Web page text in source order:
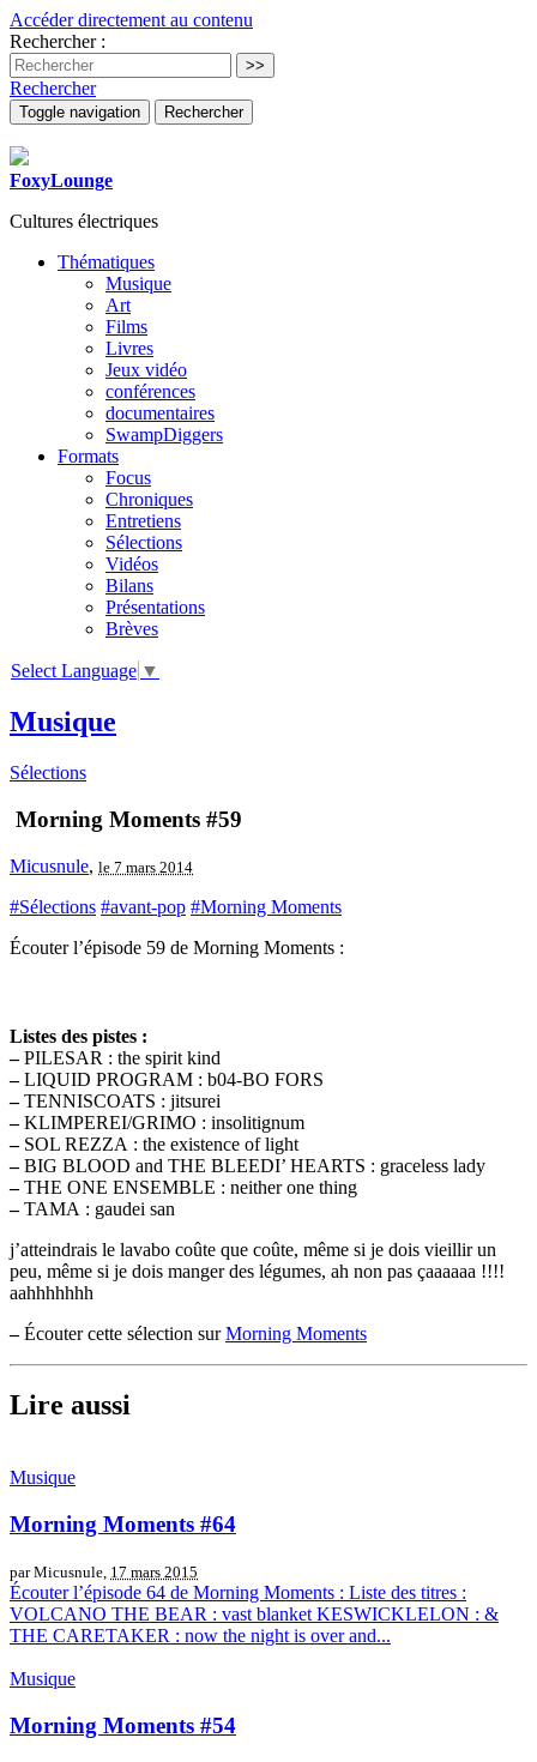
Accéder directement au contenu
Rechercher :
Rechercher
Toggle navigation Rechercher
FoxyLounge
Cultures électriques
Thématiques
Musique
Art
Films
Livres
Jeux vidéo
conférences
documentaires
SwampDiggers
Formats
Focus
Chroniques
Entretiens
Sélections
Vidéos
Bilans
Présentations
Brèves
Select Language ▼
Musique
Sélections
Morning Moments #59
Micusnule, le 7 mars 2014
#Sélections #avant-pop #Morning Moments
Écouter l’épisode 59 de Morning Moments :
Listes des pistes :
–PILESAR : the spirit kind
–LIQUID PROGRAM : b04-BO FORS
–TENNISCOATS : jitsurei
–KLIMPEREI/GRIMO : insolitignum
–SOL REZZA : the existence of light
–BIG BLOOD and THE BLEEDI’ HEARTS : graceless lady
–THE ONE ENSEMBLE : neither one thing
–TAMA : gaudei san
j’atteindrais le lavabo coûte que coûte, même si je dois vieillir un
peu, même si je dois manger des légumes, ah non pas çaaaaaa !!!!
aahhhhhhh
–Écouter cette sélection surMorning Moments
Lire aussi
Musique
Morning Moments #64
par Micusnule, 17 mars 2015
Écouter l’épisode 64 de Morning Moments : Liste des titres :
VOLCANO THE BEAR : vast blanket KESWICKLELON : &
THE CARETAKER : now the night is over and...
Musique
Morning Moments #54